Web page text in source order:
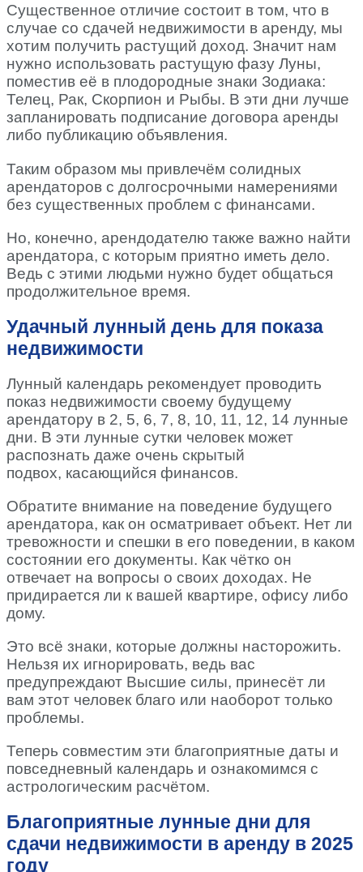
Существенное отличие состоит в том, что в
случае со сдачей недвижимости в аренду, мы
хотим получить растущий доход. Значит нам
нужно использовать растущую фазу Луны,
поместив её в плодородные знаки Зодиака:
Телец, Рак, Скорпион и Рыбы. В эти дни лучше
запланировать подписание договора аренды
либо публикацию объявления.
Таким образом мы привлечём солидных
арендаторов с долгосрочными намерениями
без существенных проблем с финансами.
Но, конечно, арендодателю также важно найти
арендатора, с которым приятно иметь дело.
Ведь с этими людьми нужно будет общаться
продолжительное время.
Удачный лунный день для показа
недвижимости
Лунный календарь рекомендует проводить
показ недвижимости своему будущему
арендатору в 2, 5, 6, 7, 8, 10, 11, 12, 14 лунные
дни. В эти лунные сутки человек может
распознать даже очень скрытый
подвох, касающийся финансов.
Обратите внимание на поведение будущего
арендатора, как он осматривает объект. Нет ли
тревожности и спешки в его поведении, в каком
состоянии его документы. Как чётко он
отвечает на вопросы о своих доходах. Не
придирается ли к вашей квартире, офису либо
дому.
Это всё знаки, которые должны насторожить.
Нельзя их игнорировать, ведь вас
предупреждают Высшие силы, принесёт ли
вам этот человек благо или наоборот только
проблемы.
Теперь совместим эти благоприятные даты и
повседневный календарь и ознакомимся с
астрологическим расчётом.
Благоприятные лунные дни для
сдачи недвижимости в аренду в 2025
году